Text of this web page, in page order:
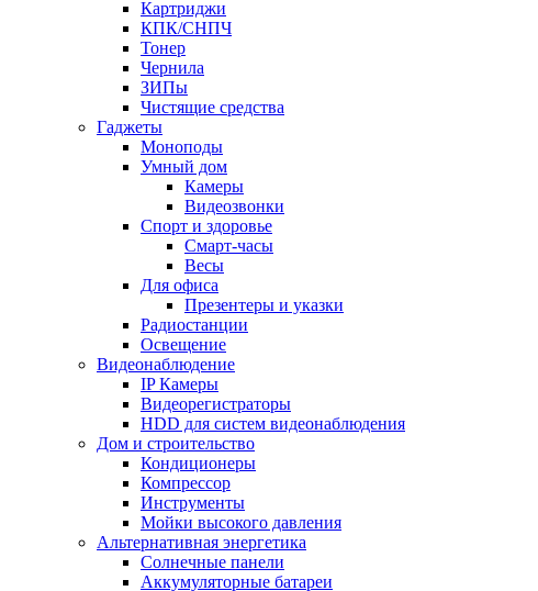
Картриджи
КПК/СНПЧ
Тонер
Чернила
ЗИПы
Чистящие средства
Гаджеты
Моноподы
Умный дом
Камеры
Видеозвонки
Спорт и здоровье
Смарт-часы
Весы
Для офиса
Презентеры и указки
Радиостанции
Освещение
Видеонаблюдение
IP Камеры
Видеорегистраторы
HDD для систем видеонаблюдения
Дом и строительство
Кондиционеры
Компрессор
Инструменты
Мойки высокого давления
Альтернативная энергетика
Солнечные панели
Аккумуляторные батареи